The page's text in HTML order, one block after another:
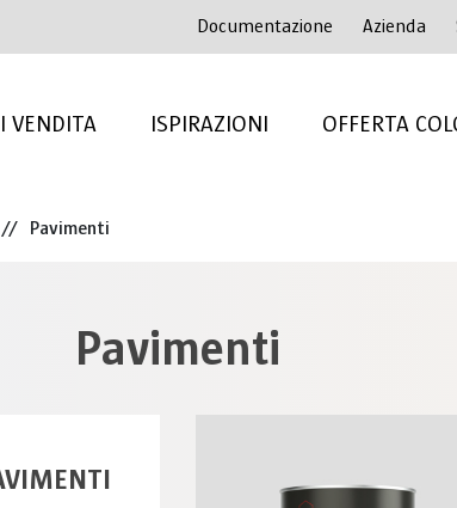
Documentazione Azienda
VENDITA ISPIRAZIONI OFFERTA
// Pavimenti
Pavimenti